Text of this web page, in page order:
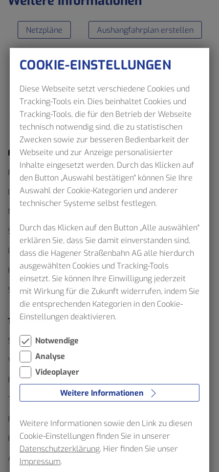
Netzpläne Aushangfahrplan erstellen
Fahrplan
Fahrplanauskunft
Interaktiver Netzplan
Netzpläne als Download
Sommerfahrplan 2026
Linienfahrpläne
Haltestellenskizzen
Schülerverkehr
Ticketfinder
Schluss mit Waben Wirrwarr
Verkehrserhebung im Verbundgebiet – VRR bittet
Fahrgäste um Mithilfe
Ticketfinder
Formulare und Anträge
HST App
Abo-Onlineshop
COOKIE-EINSTELLUNGEN
Diese Webseite setzt verschiedene Cookies und
Tracking-Tools ein. Dies beinhaltet Cookies und
Tracking-Tools, die für den Betrieb der Webseite
technisch notwendig sind, die zu statistischen
Zwecken sowie zur besseren Bedienbarkeit der
Webseite und zur Anzeige personalisierter
Inhalte eingesetzt werden. Durch das Klicken auf
den Button „Auswahl bestätigen" können Sie Ihre
Auswahl der Cookie-Kategorien und anderer
technischer Systeme selbst festlegen.
Durch das Klicken auf den Button „Alle auswählen"
erklären Sie, dass Sie damit einverstanden sind,
dass die Hagener Straßenbahn AG alle hierdurch
ausgewählten Cookies und Tracking-Tools
einsetzt. Sie können Ihre Einwilligung jederzeit
mit Wirkung für die Zukunft widerrufen, indem Sie
die entsprechenden Kategorien in den Cookie-
Einstellungen deaktivieren.
Notwendige
Analyse
Videoplayer
Weitere Informationen
Weitere Informationen sowie den Link zu diesen
Cookie-Einstellungen finden Sie in unserer
Datenschutzerklärung. Hier finden Sie unser
Impressum.